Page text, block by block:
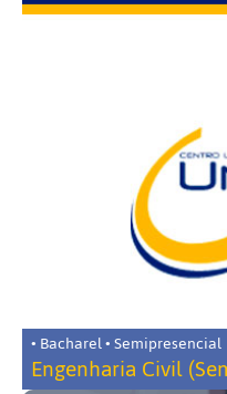
• Bacharel • Semipresencial
Engenharia Civil